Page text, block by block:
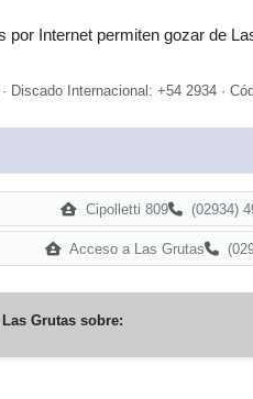
por Internet permiten gozar de
Discado Internacional: +54 2934 ·
Cipolletti 809 (02934)
Acceso a Las Grutas
Las Grutas sobre: